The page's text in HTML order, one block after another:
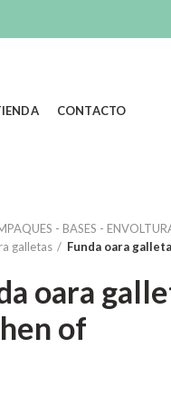
CONTACTO
- BASES -
galletas
Funda oara
oara
of